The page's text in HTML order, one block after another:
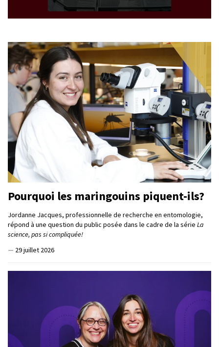
Pourquoi les maringouins piquent-ils?
Jordanne Jacques, professionnelle de recherche en entomologie,
répond à une question du public posée dans le cadre de la série La
science, pas si compliquée!
— 29 juillet 2026